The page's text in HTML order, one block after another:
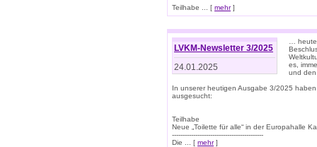
Teilhabe ... [ mehr]
LVKM-Newsletter 3/2025
24.01.2025
…
es,
und
In unserer heutigen Ausgabe 3/2025
ausgesucht:
Teilhabe
Neue „Toilette für alle“ in der Europahalle
-------------------------------------------
Die ... [ mehr]